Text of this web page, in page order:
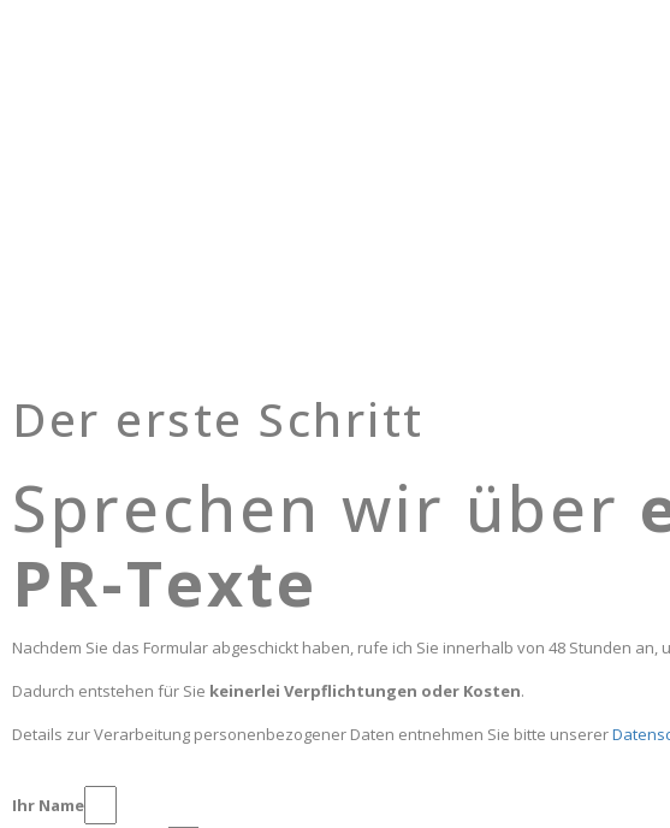
Der erste Schritt
Sprechen wir über
PR-Texte
Nachdem Sie das Formular abgeschickt haben, rufe ich Sie innerhalb von 48 Stunden
Dadurch entstehen für Sie keinerlei Verpflichtungen oder Kosten.
Details zur Verarbeitung personenbezogener Daten entnehmen Sie bitte unserer
Ihr Name